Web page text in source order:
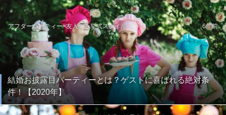
結婚お披露目パーティーとは？ゲストに喜ばれる絶対条
件！【2020年】
アフターパーティー×友人のみ挙式スタイル 6年前